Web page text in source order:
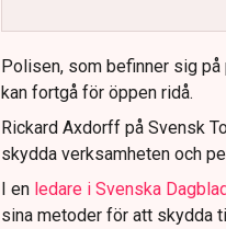
Polisen, som befinner sig
kan fortgå för öppen ridå.
Rickard Axdorff på Svensk
skydda verksamheten och
I en ledare i Svenska
sina metoder för att skydda